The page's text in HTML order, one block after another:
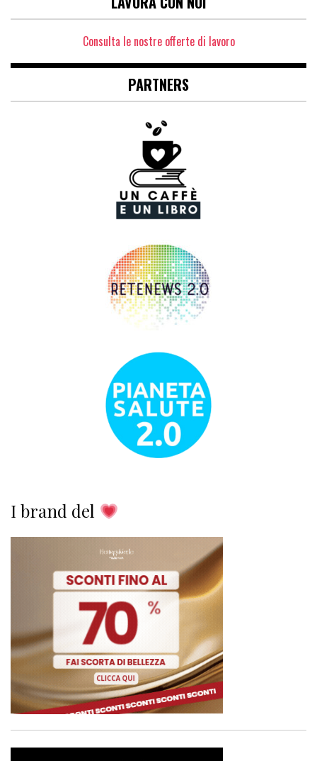
Consulta le nostre offerte di lavoro
PARTNERS
I brand del